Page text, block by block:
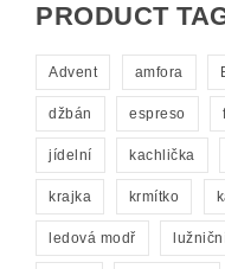
PRODUCT
Advent amfora
džbán espreso
jídelní kachlička
krajka krmítko
ledová modř